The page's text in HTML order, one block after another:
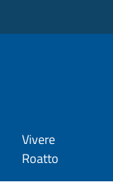
Vivere
Roatto